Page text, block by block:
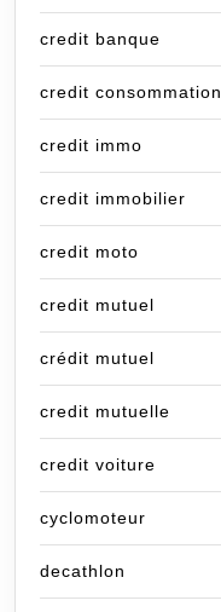
credit banque
credit consommation
credit immo
credit immobilier
credit moto
credit mutuel
crédit mutuel
credit mutuelle
credit voiture
cyclomoteur
decathlon